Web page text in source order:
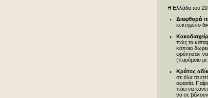
Η Ελλάδα του
Διαφθορά
κεκτημένο
πώς τα
κάποιο
φρόντισαν
(παρόμοιο
Κράτος
σε όλα τα
αφασία.
πάει να
να σε